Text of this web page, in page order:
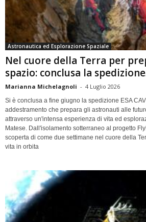
Astronautica ed Esplorazione Spaziale
Nel cuore della Terra per
spazio: conclusa la
Marianna Michelagnoli - 4 Luglio 2026
Si è conclusa a fine giugno la spedizione ESA
addestramento che prepara gli astronauti alle
attraverso un'intensa esperienza di vita ed
Matese. Dall'isolamento sotterraneo al progetto
scoperta di come due settimane nel cuore della
vita in orbita